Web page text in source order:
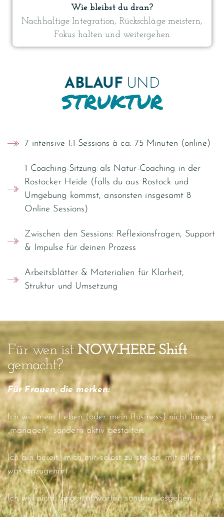
Wie bleibst du dran?
Nachhaltige Integration, Rückschläge meistern,
Fokus halten und weitergehen
ABLAUFUND
STRUKTUR
7 intensive 1:1-Sessions à ca. 75 Minuten (online)
1 Coaching-Sitzung als Natur-Coaching in der
Rostocker Heide (falls du aus Rostock und
Umgebung kommst, ansonsten insgesamt 8
Online Sessions)
Zwischen den Sessions: Reflexionsfragen, Support
& Impulse für deinen Prozess
Arbeitsblätter & Materialien für Klarheit,
Struktur und Umsetzung
Für wen ist NOW.HERE Shift
gemacht?
Für Frauen, die merken:
Ich will mein Leben (oder mein Business) nicht länger
„managen“, sondern aktiv gestalten.
Ich bin bereit, mich mir selbst zu stellen, mit allem,
was dazugehört.
Ich will nicht länger abwarten sondern losgehen.